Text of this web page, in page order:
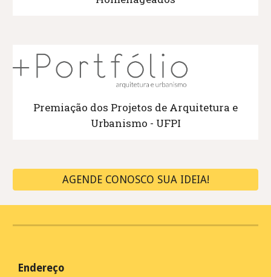
Premiação dos Projetos de Arquitetura e
Urbanismo - UFPI
AGENDE CONOSCO SUA IDEIA!
Endereço